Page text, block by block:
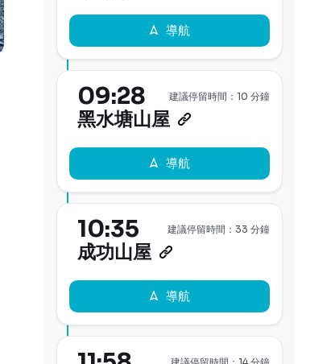
導航
09:28
黑水塘山屋
建議停留時間：10 分鐘
導航
10:35
成功山屋
建議停留時間：33 分鐘
導航